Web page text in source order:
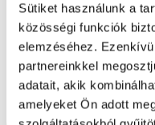
Sütiket használunk a
közösségi funkciók
elemzéséhez.
partnereinkkel
adatait, akik
amelyeket Ön adott